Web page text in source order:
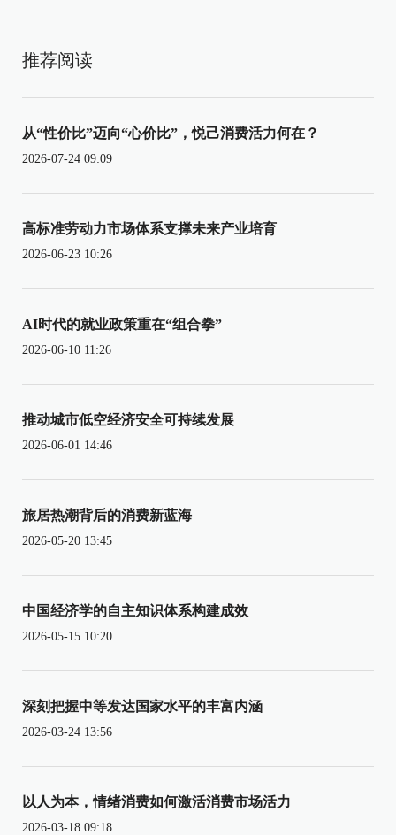
推荐阅读
从“性价比”迈向“心价比”，悦己消费活力何在？
2026-07-24 09:09
高标准劳动力市场体系支撑未来产业培育
2026-06-23 10:26
AI时代的就业政策重在“组合拳”
2026-06-10 11:26
推动城市低空经济安全可持续发展
2026-06-01 14:46
旅居热潮背后的消费新蓝海
2026-05-20 13:45
中国经济学的自主知识体系构建成效
2026-05-15 10:20
深刻把握中等发达国家水平的丰富内涵
2026-03-24 13:56
以人为本，情绪消费如何激活消费市场活力
2026-03-18 09:18